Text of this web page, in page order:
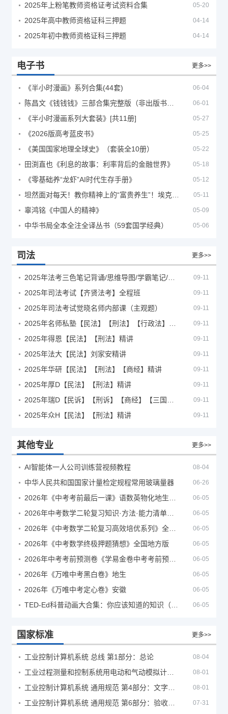
2025年上粉笔教师资格证考试资料合集 05-20
2025年高中教师资格证科三押题 04-14
2025年初中教师资格证科三押题 04-14
电子书 更多>>
《半小时漫画》系列合集(44套) 06-04
06-01
《半小时漫画系列大套装》[共11册] 05-27
《2026版高考蓝皮书》 05-25
《美国国家地理全球史》（套装全10册） 05-22
田渕直也《利息的故事：利率背后的金融世界》 05-18
《零基础养“龙虾”AI时代生存手册》 05-12
05-11
辜鸿铭《中国人的精神》 05-09
中华书局全本全注全译丛书（59套国学经典） 05-06
司法 更多>>
09-11
2025年司法考试【齐贤法考】全程班 09-11
2025年司法考试觉晓名师内部课（主观题） 09-11
09-11
2025年得恩【民法】【刑法】精讲 09-11
2025年法大【民法】刘家安精讲 09-11
2025年华研【民法】【刑法】【商经】精讲 09-11
2025年厚D【民法】【刑法】精讲 09-11
09-11
2025年众H【民法】【刑法】精讲 09-11
其他专业 更多>>
AI智能体一人公司训练营视频教程 08-04
中华人民共和国国家计量检定规程常用玻璃量器 06-26
06-05
06-05
06-05
2026年《中考数学终极押题猜想》全国地方版 06-05
06-05
2026年《万唯中考黑白卷》地生 06-05
2026年《万唯中考定心卷》安徽 06-05
06-05
国家标准 更多>>
工业控制计算机系统 总线 第1部分：总论 08-04
08-01
08-01
07-31